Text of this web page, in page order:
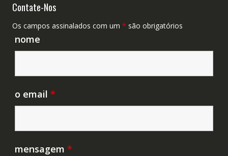
Contate-Nos
Os campos assinalados com um * são obrigatórios
nome
o email *
mensagem *